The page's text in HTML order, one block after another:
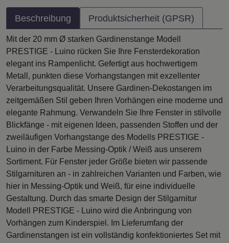
Beschreibung Produktsicherheit (GPSR)
Mit der 20 mm Ø starken Gardinenstange Modell
PRESTIGE - Luino rücken Sie Ihre Fensterdekoration
elegant ins Rampenlicht. Gefertigt aus hochwertigem
Metall, punkten diese Vorhangstangen mit exzellenter
Verarbeitungsqualität. Unsere Gardinen-Dekostangen im
zeitgemäßen Stil geben Ihren Vorhängen eine moderne und
elegante Rahmung. Verwandeln Sie Ihre Fenster in stilvolle
Blickfänge - mit eigenen Ideen, passenden Stoffen und der
zweiläufigen Vorhangstange des Modells PRESTIGE -
Luino in der Farbe Messing-Optik / Weiß aus unserem
Sortiment. Für Fenster jeder Größe bieten wir passende
Stilgarnituren an - in zahlreichen Varianten und Farben, wie
hier in Messing-Optik und Weiß, für eine individuelle
Gestaltung. Durch das smarte Design der Stilgarnitur
Modell PRESTIGE - Luino wird die Anbringung von
Vorhängen zum Kinderspiel. Im Lieferumfang der
Gardinenstangen ist ein vollständig konfektioniertes Set mit